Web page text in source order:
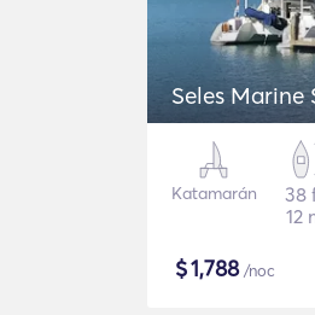
Seles Marine
Katamarán
38
12
$1,788/noc